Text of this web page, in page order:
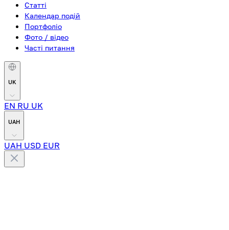
Статті
Календар подій
Портфоліо
Фото / відео
Часті питання
UK
EN RU UK
UAH
UAH USD EUR